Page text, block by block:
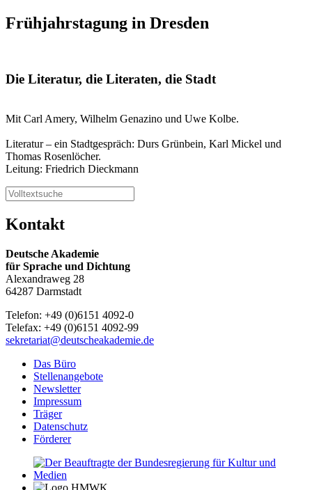
Frühjahrstagung in Dresden
Die Literatur, die Literaten, die Stadt
Mit Carl Amery, Wilhelm Genazino und Uwe Kolbe.
Literatur – ein Stadtgespräch: Durs Grünbein, Karl Mickel und
Thomas Rosenlöcher.
Leitung: Friedrich Dieckmann
Kontakt
Deutsche Akademie
für Sprache und Dichtung
Alexandraweg 28
64287 Darmstadt
Telefon: +49 (0)6151 4092-0
Telefax: +49 (0)6151 4092-99
sekretariat@deutscheakademie.de
Das Büro
Stellenangebote
Newsletter
Impressum
Träger
Datenschutz
Förderer